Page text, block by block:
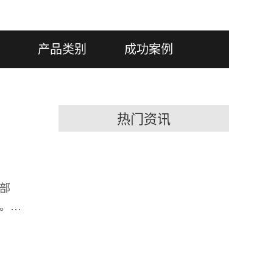
产品类别 成功案例
包
热门资讯